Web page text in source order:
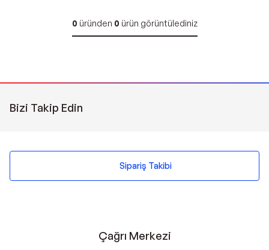
0 üründen 0 ürün görüntülediniz
Bizi Takip Edin
Sipariş Takibi
Çağrı Merkezi